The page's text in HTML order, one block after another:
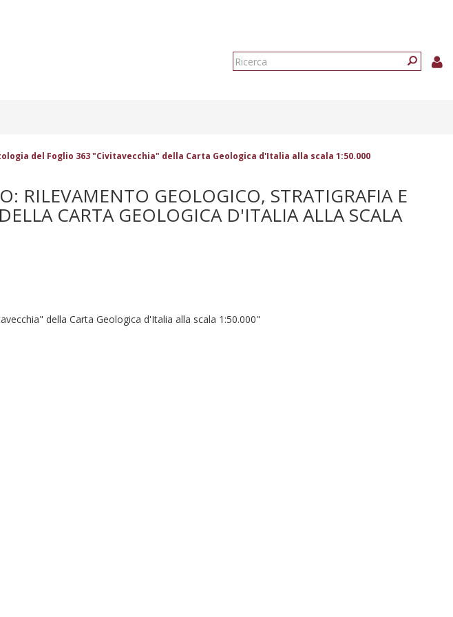
Form
del Foglio 363 "Civitavecchia" della Carta Geologica d'Italia alla scala 1:50.000
GEOLOGICO, STRATIGRAFIA E
CARTA GEOLOGICA D'ITALIA ALLA SCALA
della Carta Geologica d'Italia alla scala 1:50.000"